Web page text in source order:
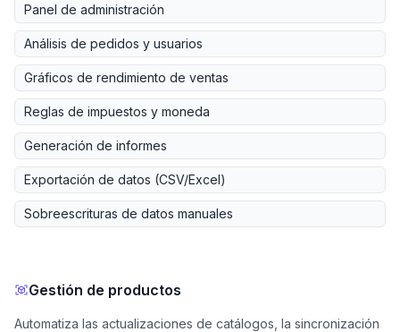
Panel de administración
Análisis de pedidos y usuarios
Gráficos de rendimiento de ventas
Reglas de impuestos y moneda
Generación de informes
Exportación de datos (CSV/Excel)
Sobreescrituras de datos manuales
Gestión de productos
Automatiza las actualizaciones de catálogos, la sincronización